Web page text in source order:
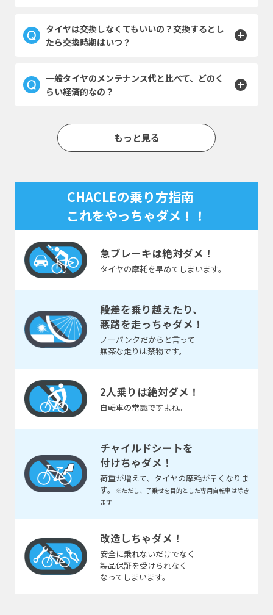
のソールやアメリカンフットボールのプロテクターに含ま
れる衝撃吸収材にも使用されている実用性の高い材質で
CHACLEのエアレスタイヤは従来からある[チューブ+タイ
ヤ]の2層構造ではなく一体成形なので軽さが違います。リ
かさが、従来のノーパンク自転車と全く違うポイントで
す。
タイヤは交換しなくてもいいの？交換するとし
たら交換時期はいつ？
一般的なゴム製タイヤと一緒でエアレスタイヤも摩耗しま
す。タイヤの溝がなくなったら交換時期です。
一般タイヤのメンテナンス代と比べて、どのく
らい経済的なの？
タイヤ交換やパンク修理の頻度は使用状況や走行環境によ
って異なりますが、CHACLEは一般的な自転車に必要なパ
ンク修理・チューブ交換・空気入れが一切不要なため、そ
つながります。
CHACLEメンテナンス比較はこちら＞
もっと見る
CHACLEの乗り方指南
これをやっちゃダメ！！
急ブレーキは絶対ダメ！
タイヤの摩耗を早めてしまいます。
段差を乗り越えたり、
悪路を走っちゃダメ！
ノーパンクだからと言って
無茶な走りは禁物です。
2人乗りは絶対ダメ！
自転車の常識ですよね。
チャイルドシートを
付けちゃダメ！
荷重が増えて、タイヤの摩耗が早くなりま
す。
※ただし、子乗せを目的とした専用自転車は除き
ます
改造しちゃダメ！
安全に乗れないだけでなく
製品保証を受けられなく
なってしまいます。